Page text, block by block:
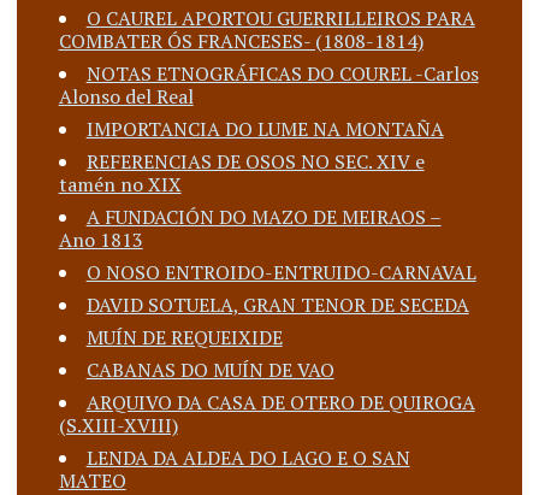
O CAUREL APORTOU GUERRILLEIROS PARA
COMBATER ÓS FRANCESES- (1808-1814)
NOTAS ETNOGRÁFICAS DO COUREL -Carlos
Alonso del Real
IMPORTANCIA DO LUME NA MONTAÑA
REFERENCIAS DE OSOS NO SEC. XIV e
tamén no XIX
A FUNDACIÓN DO MAZO DE MEIRAOS –
Ano 1813
O NOSO ENTROIDO-ENTRUIDO-CARNAVAL
DAVID SOTUELA, GRAN TENOR DE SECEDA
MUÍN DE REQUEIXIDE
CABANAS DO MUÍN DE VAO
ARQUIVO DA CASA DE OTERO DE QUIROGA
(S.XIII-XVIII)
LENDA DA ALDEA DO LAGO E O SAN
MATEO